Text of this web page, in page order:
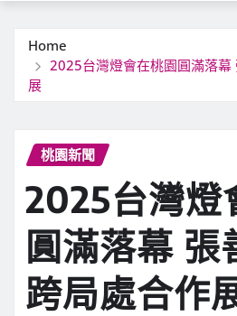
Home
2025台灣燈會在桃園圓滿落幕
展
桃園新聞
2025台灣燈
圓滿落幕 張
跨局處合作